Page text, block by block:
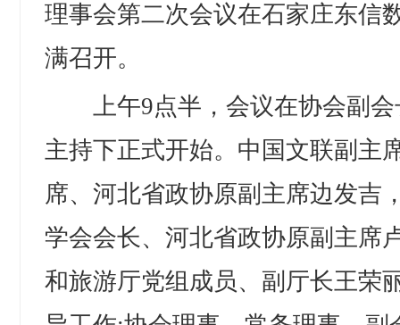
理事会第二次会议在石家庄东信
满召开。
上午9点半，会议在协会副会
主持下正式开始。中国文联副主
席、河北省政协原副主席边发吉
学会会长、河北省政协原副主席
和旅游厅党组成员、副厅长王荣